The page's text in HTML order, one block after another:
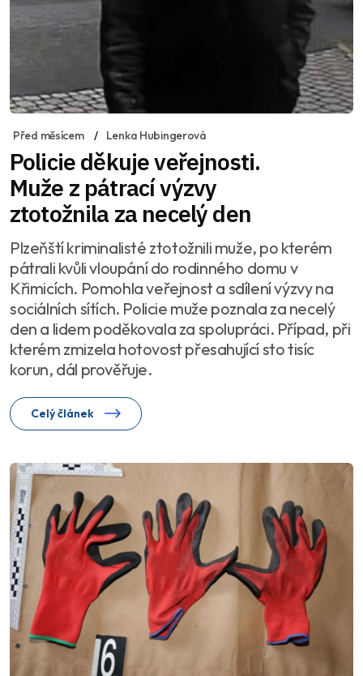
Před měsícem Lenka Hubingerová
Policie děkuje veřejnosti.
Muže z pátrací výzvy
ztotožnila za necelý den
Plzeňští kriminalisté ztotožnili muže, po kterém
pátrali kvůli vloupání do rodinného domu v
Křimicích. Pomohla veřejnost a sdílení výzvy na
sociálních sítích. Policie muže poznala za necelý
den a lidem poděkovala za spolupráci. Případ, při
kterém zmizela hotovost přesahující sto tisíc
korun, dál prověřuje.
Celý článek